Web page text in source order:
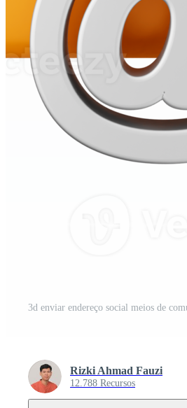
3d enviar endereço social meios de
Rizki Ahmad Fauzi
12.788 Recursos